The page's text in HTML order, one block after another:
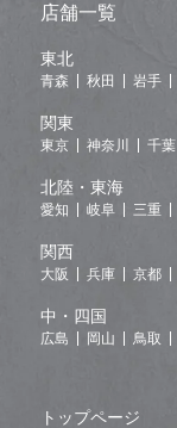
トップページ
店舗一覧
東北
青森 秋田 岩手
関東
東京 神奈川 千葉
北陸・東海
愛知 岐阜 三重
関西
大阪 兵庫 京都
中・四国
広島 岡山 鳥取